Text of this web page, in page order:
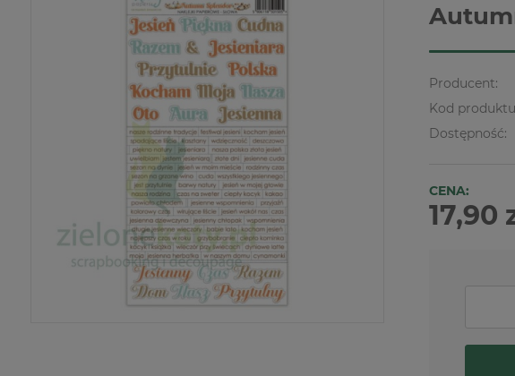
Producent:
Kod
Dostępność:
CENA:
17,90